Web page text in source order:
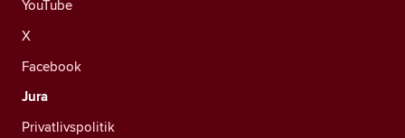
YouTube
X
Facebook
Jura
Privatlivspolitik